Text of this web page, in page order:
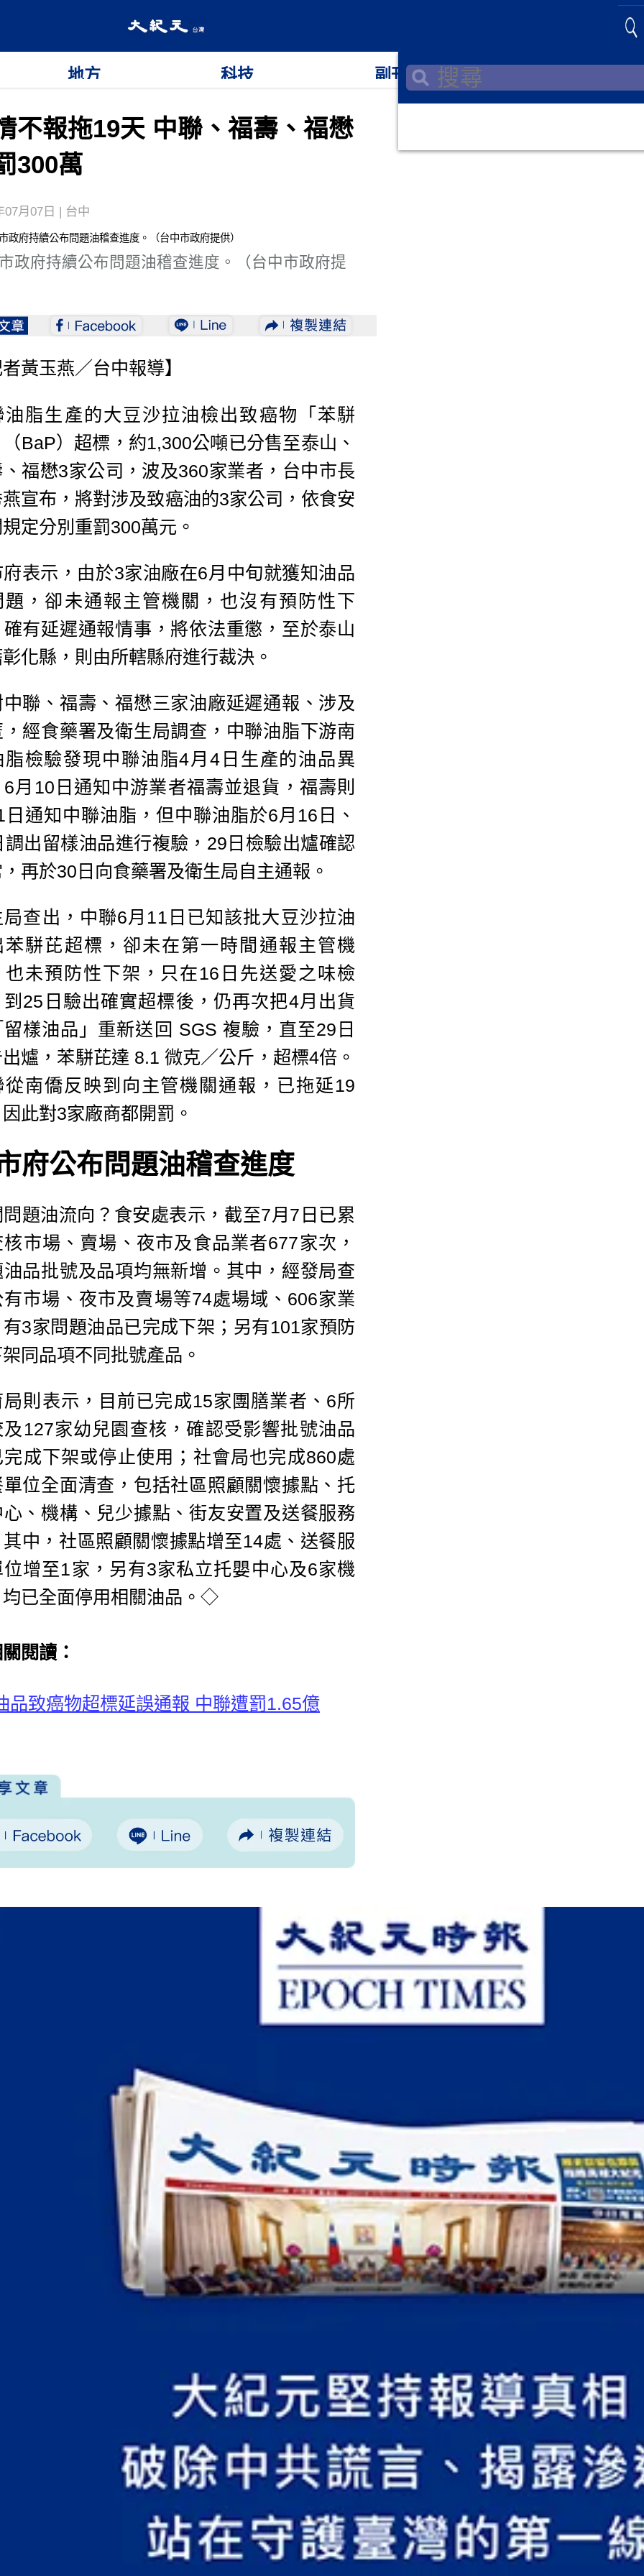
地方 科技 副刊
不報拖19天 中聯、福壽、福懋
300萬
07月07日 | 台中
政府持續公布問題油稽查進度。（台中市政府提
黃玉燕／台中報導】
油脂生產的大豆沙拉油檢出致癌物「苯駢
BaP）超標，約1,300公噸已分售至泰山、
福懋3家公司，波及360家業者，台中市長
宣布，將對涉及致癌油的3家公司，依食安
定分別重罰300萬元。
表示，由於3家油廠在6月中旬就獲知油品
題，卻未通報主管機關，也沒有預防性下
有延遲通報情事，將依法重懲，至於泰山
化縣，則由所轄縣府進行裁決。
聯、福壽、福懋三家油廠延遲通報、涉及
經食藥署及衛生局調查，中聯油脂下游南
脂檢驗發現中聯油脂4月4日生產的油品異
月10日通知中游業者福壽並退貨，福壽則
日通知中聯油脂，但中聯油脂於6月16日、
調出留樣油品進行複驗，29日檢驗出爐確認
再於30日向食藥署及衛生局自主通報。
局查出，中聯6月11日已知該批大豆沙拉油
苯駢芘超標，卻未在第一時間通報主管機
也未預防性下架，只在16日先送愛之味檢
到25日驗出確實超標後，仍再次把4月出貨
樣油品」重新送回 SGS 複驗，直至29日
爐，苯駢芘達 8.1 微克／公斤，超標4倍。
從南僑反映到向主管機關通報，已拖延19
此對3家廠商都開罰。
府公布問題油稽查進度
題油流向？食安處表示，截至7月7日已累
市場、賣場、夜市及食品業者677家次，
品批號及品項均無新增。其中，經發局查
市場、夜市及賣場等74處場域、606家業
3家問題油品已完成下架；另有101家預防
同品項不同批號產品。
局則表示，目前已完成15家團膳業者、6所
及127家幼兒園查核，確認受影響批號油品
完成下架或停止使用；社會局也完成860處
位全面清查，包括社區照顧關懷據點、托
、機構、兒少據點、街友安置及送餐服務
中，社區照顧關懷據點增至14處、送餐服
位增至1家，另有3家私立托嬰中心及6家機
已全面停用相關油品。◇
閱讀：
品致癌物超標延誤通報 中聯遭罰1.65億